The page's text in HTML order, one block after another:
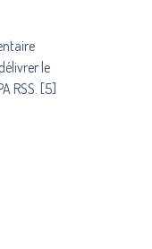
le
RSS. [5]